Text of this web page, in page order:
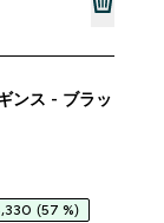
ンス - ブラッ
(57 %)